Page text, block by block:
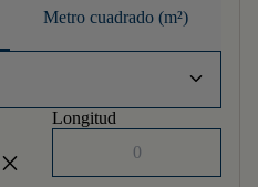
Metro cuadrado (m²)
keyboard_arrow_down
close
Longitud